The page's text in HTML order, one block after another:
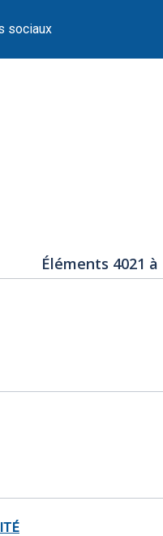
sociaux
Éléments 4021 à